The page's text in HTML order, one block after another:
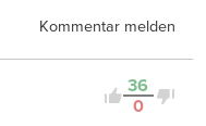
Kommentar melden
36
0